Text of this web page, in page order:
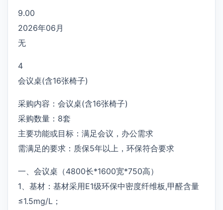
9.00
2026年06月
无
4
会议桌(含16张椅子)
采购内容：会议桌(含16张椅子)
采购数量：8套
主要功能或目标：满足会议，办公需求
需满足的要求：质保5年以上，环保符合要求
一、会议桌（4800长*1600宽*750高）
1、基材：基材采用E1级环保中密度纤维板,甲醛含量
≤1.5mg/L；